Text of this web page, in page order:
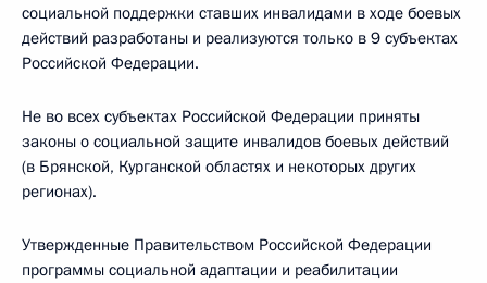
социальной поддержки ставших инвалидами в ходе боевых
действий разработаны и реализуются только в 9 субъектах
Российской Федерации.
Не во всех субъектах Российской Федерации приняты
законы о социальной защите инвалидов боевых действий
(в Брянской, Курганской областях и некоторых других
регионах).
Утвержденные Правительством Российской Федерации
программы социальной адаптации и реабилитации